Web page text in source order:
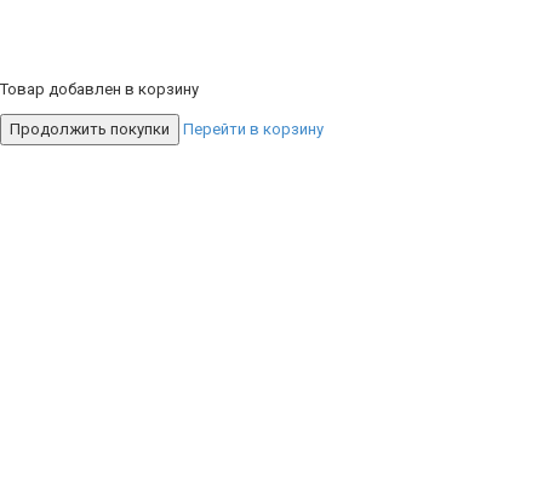
Товар добавлен в корзину
Продолжить покупки Перейти в корзину